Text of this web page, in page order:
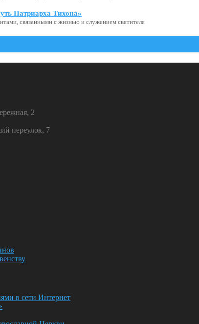
Патриарха Тихона»
связанными с жизнью и служением святителя
2
переулок, 7
в сети Интернет